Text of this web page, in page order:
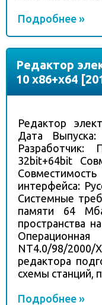
Подробнее »
Редактор
10 x86+x64
Редактор
Дата
Разработчик:
32bit+64bit
интерфейса:
Системные
памяти 64
пространства
NT4.0/98/
редактора
схемы станций,
Подробнее »